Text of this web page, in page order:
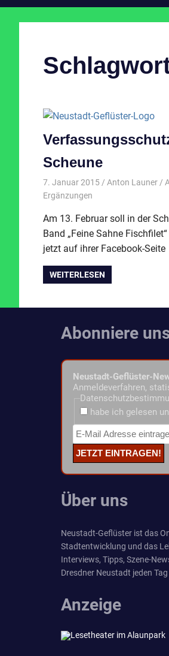
Scheune
7. Januar 2015 Anton Launer
Ergänzungen
Am 13. Februar soll in der
Band „Feine Sahne
jetzt auf ihrer Facebook-Seite
WEITERLESEN
Abonniere
Neustadt-Geflüster-
Anmeldeverfahren,
habe ich gelesen
Über uns
Neustadt-Geflüster ist das
Stadtentwicklung und das
Interviews, Tipps, Szene-
Dresdner Neustadt jeden
Anzeige